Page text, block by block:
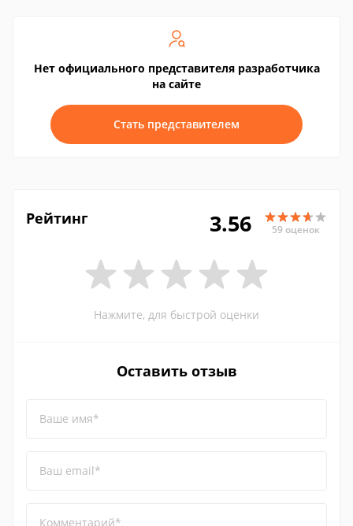
Нет официального представителя разработчика
на сайте
Стать представителем
Рейтинг 3.56 59 оценок
Нажмите, для быстрой оценки
Оставить отзыв
Ваше имя*
Ваш email*
Комментарий*